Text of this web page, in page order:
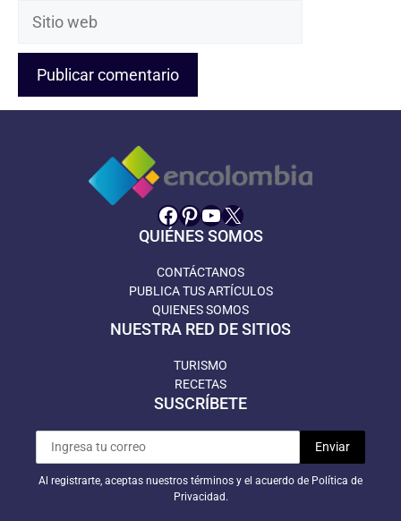
Sitio
Facebook
Pinterest
YouTube
X
QUIÉNES SOMOS
CONTÁCTANOS
PUBLICA TUS ARTÍCULOS
QUIENES SOMOS
NUESTRA RED DE SITIOS
TURISMO
RECETAS
SUSCRÍBETE
Al registrarte, aceptas nuestros términos y el acuerdo de Política de
Privacidad.